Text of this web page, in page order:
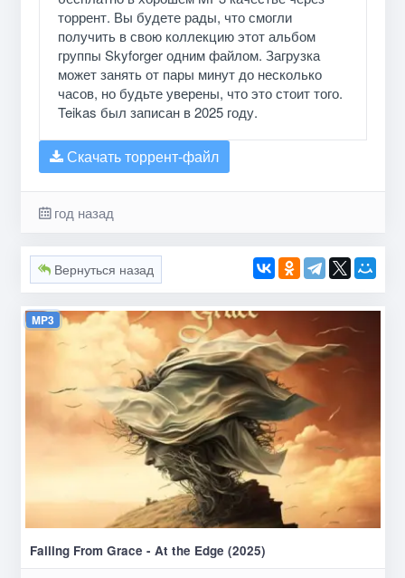
торрент. Вы будете рады, что смогли
получить в свою коллекцию этот альбом
группы Skyforger одним файлом. Загрузка
может занять от пары минут до несколько
часов, но будьте уверены, что это стоит того.
Teikas был записан в 2025 году.
Скачать торрент-файл
год назад
Вернуться назад
MP3
Falling From Grace - At the Edge (2025)